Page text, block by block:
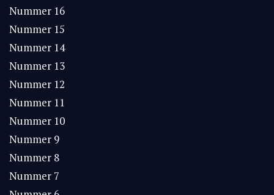
Nummer 16
Nummer 15
Nummer 14
Nummer 13
Nummer 12
Nummer 11
Nummer 10
Nummer 9
Nummer 8
Nummer 7